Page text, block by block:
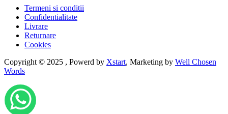
Termeni si conditii
Confidentialitate
Livrare
Returnare
Cookies
Copyright © 2025 , Powerd by Xstart, Marketing by Well Chosen
Words